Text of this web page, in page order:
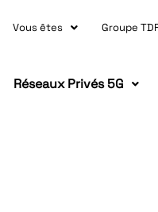
Vous êtes Groupe
Réseaux Privés 5G